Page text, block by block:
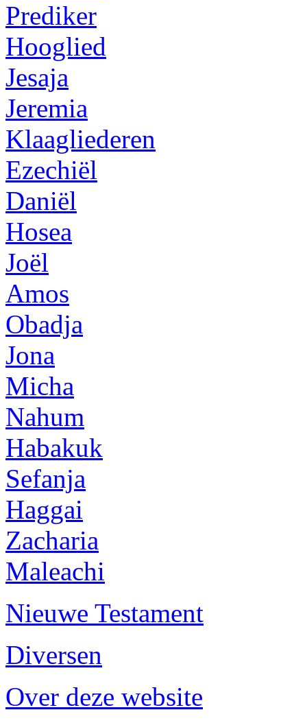
Prediker
Hooglied
Jesaja
Jeremia
Klaagliederen
Ezechiël
Daniël
Hosea
Joël
Amos
Obadja
Jona
Micha
Nahum
Habakuk
Sefanja
Haggai
Zacharia
Maleachi
Nieuwe Testament
Diversen
Over deze website